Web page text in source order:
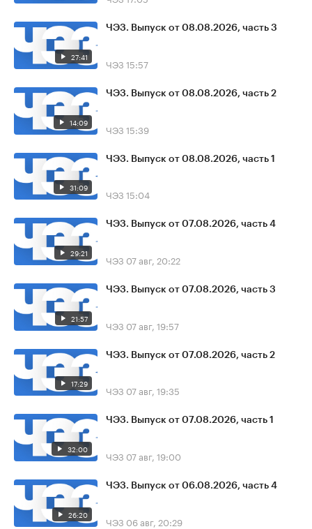
27:41
ЧЭЗ. Выпуск от 08.08.2026, часть 3
ЧЭЗ 15:57
14:09
ЧЭЗ. Выпуск от 08.08.2026, часть 2
ЧЭЗ 15:39
31:09
ЧЭЗ. Выпуск от 08.08.2026, часть 1
ЧЭЗ 15:04
29:21
ЧЭЗ. Выпуск от 07.08.2026, часть 4
ЧЭЗ 07 авг, 20:22
21:57
ЧЭЗ. Выпуск от 07.08.2026, часть 3
ЧЭЗ 07 авг, 19:57
17:29
ЧЭЗ. Выпуск от 07.08.2026, часть 2
ЧЭЗ 07 авг, 19:35
32:00
ЧЭЗ. Выпуск от 07.08.2026, часть 1
ЧЭЗ 07 авг, 19:00
26:20
ЧЭЗ. Выпуск от 06.08.2026, часть 4
ЧЭЗ 06 авг, 20:29